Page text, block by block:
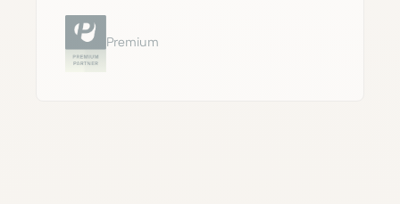
Premium